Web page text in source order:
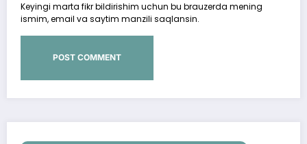
Keyingi marta fikr bildirishim uchun bu brauzerda mening
ismim, email va saytim manzili saqlansin.